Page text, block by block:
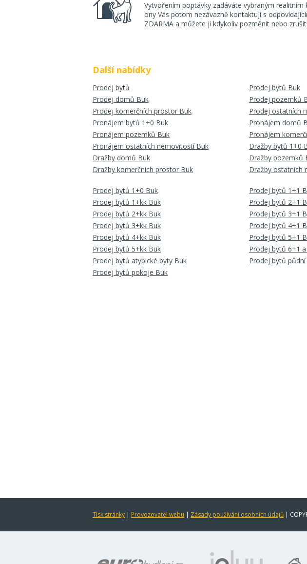
Vytvořením poptávky zadáváte vybraným realitním
ony Vás potom nezávazně kontaktují s
ZDARMA a můžete ji kdykoliv pozměnit nebo zrušit.
Další nabídky
Prodej bytů
Prodej bytů Buk
Prodej domů Buk
Prodej pozemků
Prodej komerčních prostor Buk
Prodej ostatních
Pronájem bytů 1+0 Buk
Pronájem domů
Pronájem pozemků Buk
Pronájem
Pronájem ostatních nemovitostí Buk
Dražby bytů 1+0
Dražby domů Buk
Dražby pozemků
Dražby komerčních prostor Buk
Dražby ostatních
Prodej bytů 1+0 Buk
Prodej bytů 1+1
Prodej bytů 1+kk Buk
Prodej bytů 2+1
Prodej bytů 2+kk Buk
Prodej bytů 3+1
Prodej bytů 3+kk Buk
Prodej bytů 4+1
Prodej bytů 4+kk Buk
Prodej bytů 5+1
Prodej bytů 5+kk Buk
Prodej bytů 6+1
Prodej bytů atypické byty Buk
Prodej bytů
Prodej bytů pokoje Buk
Tisk stránky | Provozovatel webu | Zásady používání osobních údajů |